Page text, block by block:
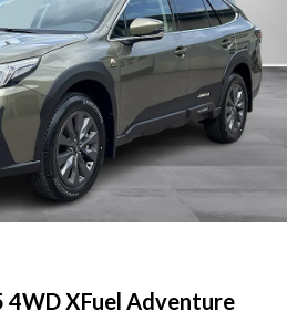
4WD XFuel Adventure